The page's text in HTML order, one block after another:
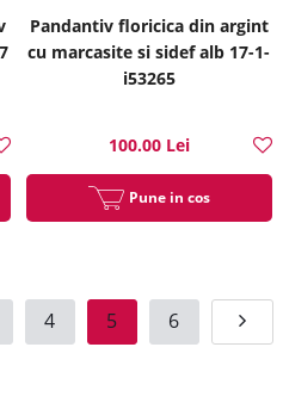
Pandantiv floricica din argint
cu marcasite si sidef alb 17-1-
i53265
100.00 Lei
Pune in cos
4 5 6